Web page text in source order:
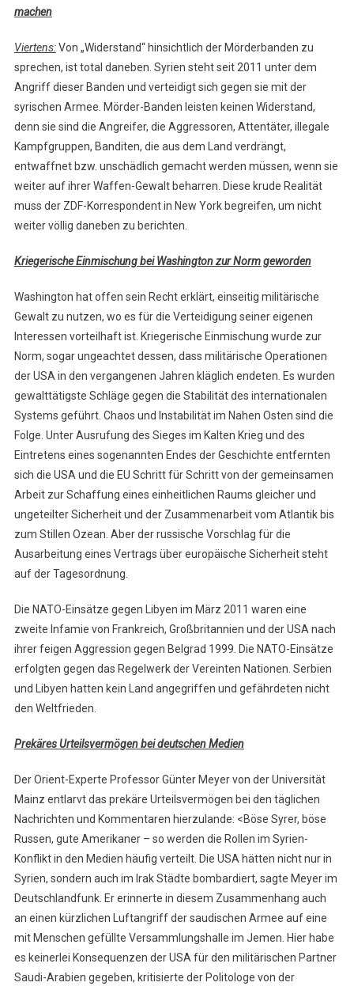
machen
Viertens:Von „Widerstand“ hinsichtlich der Mörderbanden zu
sprechen, ist total daneben. Syrien steht seit 2011 unter dem
Angriff dieser Banden und verteidigt sich gegen sie mit der
syrischen Armee. Mörder-Banden leisten keinen Widerstand,
denn sie sind die Angreifer, die Aggressoren, Attentäter, illegale
Kampfgruppen, Banditen, die aus dem Land verdrängt,
entwaffnet bzw. unschädlich gemacht werden müssen, wenn sie
weiter auf ihrer Waffen-Gewalt beharren. Diese krude Realität
muss der ZDF-Korrespondent in New York begreifen, um nicht
weiter völlig daneben zu berichten.
Kriegerische Einmischung bei Washington zur Norm geworden
Washington hat offen sein Recht erklärt, einseitig militärische
Gewalt zu nutzen, wo es für die Verteidigung seiner eigenen
Interessen vorteilhaft ist. Kriegerische Einmischung wurde zur
Norm, sogar ungeachtet dessen, dass militärische Operationen
der USA in den vergangenen Jahren kläglich endeten. Es wurden
gewalttätigste Schläge gegen die Stabilität des internationalen
Systems geführt. Chaos und Instabilität im Nahen Osten sind die
Folge. Unter Ausrufung des Sieges im Kalten Krieg und des
Eintretens eines sogenannten Endes der Geschichte entfernten
sich die USA und die EU Schritt für Schritt von der gemeinsamen
Arbeit zur Schaffung eines einheitlichen Raums gleicher und
ungeteilter Sicherheit und der Zusammenarbeit vom Atlantik bis
zum Stillen Ozean. Aber der russische Vorschlag für die
Ausarbeitung eines Vertrags über europäische Sicherheit steht
auf der Tagesordnung.
Die NATO-Einsätze gegen Libyen im März 2011 waren eine
zweite Infamie von Frankreich, Großbritannien und der USA nach
ihrer feigen Aggression gegen Belgrad 1999. Die NATO-Einsätze
erfolgten gegen das Regelwerk der Vereinten Nationen. Serbien
und Libyen hatten kein Land angegriffen und gefährdeten nicht
den Weltfrieden.
Prekäres Urteilsvermögen bei deutschen Medien
Der Orient-Experte Professor Günter Meyer von der Universität
Mainz entlarvt das prekäre Urteilsvermögen bei den täglichen
Nachrichten und Kommentaren hierzulande: <Böse Syrer, böse
Russen, gute Amerikaner – so werden die Rollen im Syrien-
Konflikt in den Medien häufig verteilt. Die USA hätten nicht nur in
Syrien, sondern auch im Irak Städte bombardiert, sagte Meyer im
Deutschlandfunk. Er erinnerte in diesem Zusammenhang auch
an einen kürzlichen Luftangriff der saudischen Armee auf eine
mit Menschen gefüllte Versammlungshalle im Jemen. Hier habe
es keinerlei Konsequenzen der USA für den militärischen Partner
Saudi-Arabien gegeben, kritisierte der Politologe von der